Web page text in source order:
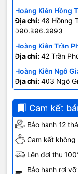
Hoàng Kiên Hồng
Địa chỉ: 48 Hồnng
090.896.3993
Hoàng Kiên Trần
Địa chỉ: 42 Trần
Hoàng Kiên Ngô
Địa chỉ: 403 Ngô
0707.678.707
Cam kết
Bảo hành 12
Cam kết không
Lên đời thu
Bảo hành rơi